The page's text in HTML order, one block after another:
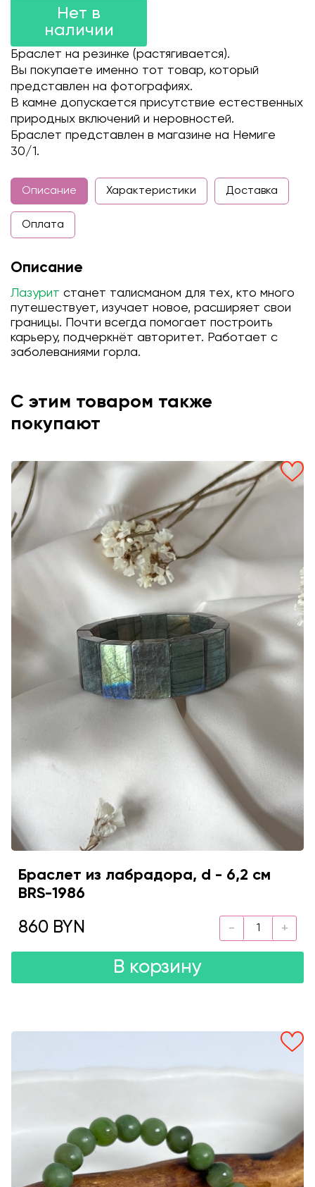
Нет в
наличии
Браслет на резинке (растягивается).
Вы покупаете именно тот товар, который
представлен на фотографиях.
В камне допускается присутствие естественных
природных включений и неровностей.
Браслет представлен в магазине на Немиге
30/1.
Описание Характеристики Доставка
Оплата
Описание
Лазурит станет талисманом для тех, кто много
путешествует, изучает новое, расширяет свои
границы. Почти всегда помогает построить
карьеру, подчеркнёт авторитет. Работает с
заболеваниями горла.
С этим товаром также
покупают
Браслет из лабрадора, d - 6,2 см
BRS-1986
860 BYN
В корзину